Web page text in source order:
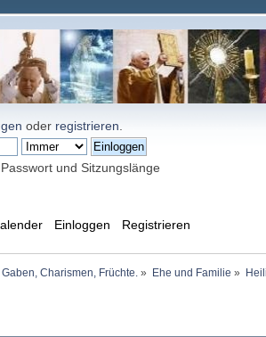
oder registrieren
und Sitzungslänge
Einloggen Registrieren
Charismen, Früchte.» Ehe und Familie »